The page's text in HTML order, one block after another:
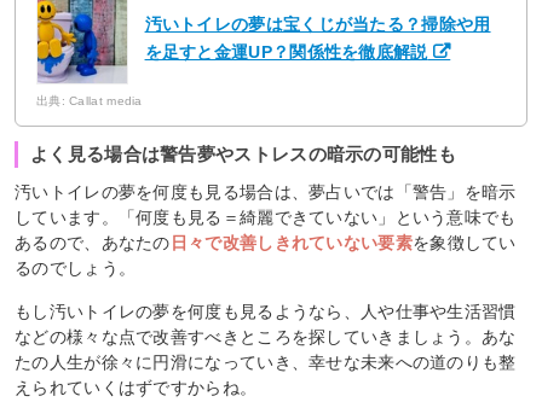
汚いトイレの夢は宝くじが当たる？掃除や用
を足すと金運UP？関係性を徹底解説
出典: Callat media
よく見る場合は警告夢やストレスの暗示の可能性も
汚いトイレの夢を何度も見る場合は、夢占いでは「警告」を暗示
しています。「何度も見る＝綺麗できていない」という意味でも
あるので、あなたの 日々で改善しきれていない要素を象徴してい
るのでしょう。
もし汚いトイレの夢を何度も見るようなら、人や仕事や生活習慣
などの様々な点で改善すべきところを探していきましょう。あな
たの人生が徐々に円滑になっていき、幸せな未来への道のりも整
えられていくはずですからね。